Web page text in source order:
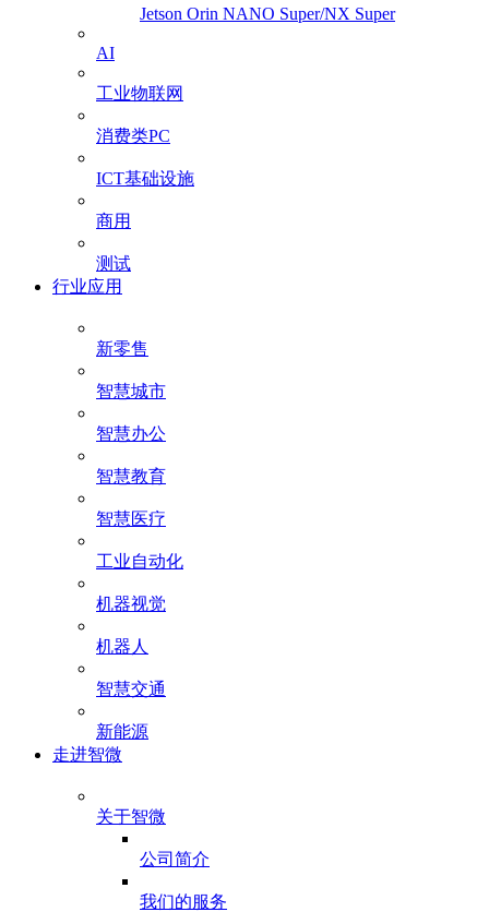
Jetson Orin NANO Super/NX Super
AI
工业物联网
消费类PC
ICT基础设施
商用
测试
行业应用
新零售
智慧城市
智慧办公
智慧教育
智慧医疗
工业自动化
机器视觉
机器人
智慧交通
新能源
走进智微
关于智微
公司简介
我们的服务